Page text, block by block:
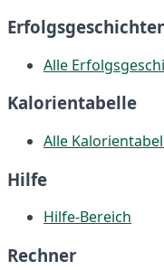
Alle
Kalorientabelle
Alle
Hilfe
Hilfe-Bereich
Rechner